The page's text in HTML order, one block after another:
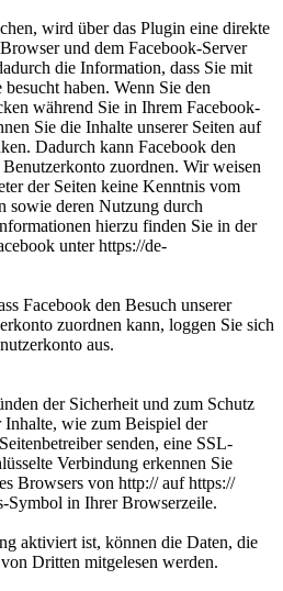
wird über das Plugin eine direkte
und dem Facebook-Server
die Information, dass Sie mit
haben. Wenn Sie den
während Sie in Ihrem Facebook-
Sie die Inhalte unserer Seiten auf
Dadurch kann Facebook den
zuordnen. Wir weisen
der Seiten keine Kenntnis vom
sowie deren Nutzung durch
hierzu finden Sie in der
unter https://de-
Facebook den Besuch unserer
zuordnen kann, loggen Sie sich
aus.
der Sicherheit und zum Schutz
wie zum Beispiel der
senden, eine SSL-
Verbindung erkennen Sie
Browsers von http:// auf https://
Symbol in Ihrer Browserzeile.
aktiviert ist, können die Daten, die
Dritten mitgelesen werden.